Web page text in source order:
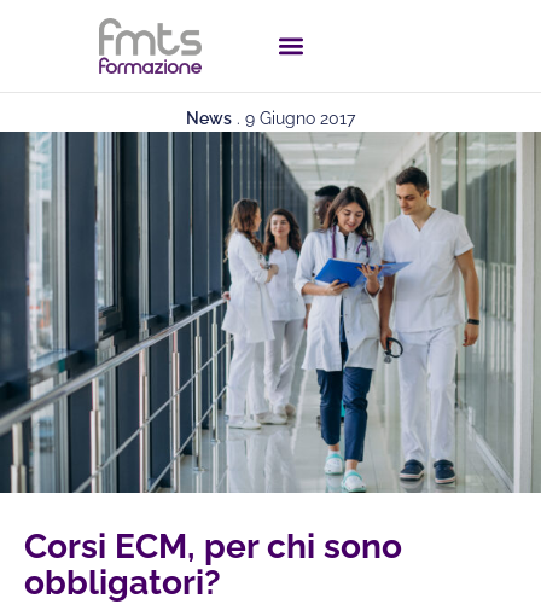
News . 9 Giugno 2017
Corsi ECM, per chi sono
obbligatori?